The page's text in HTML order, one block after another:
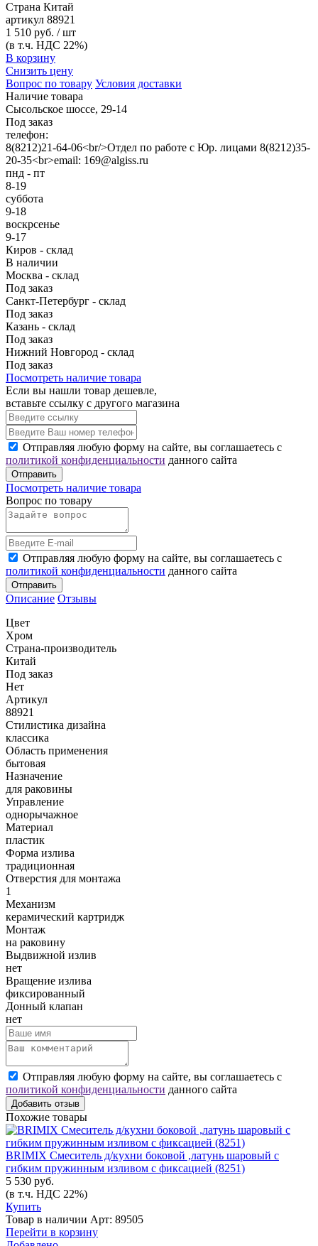
Страна Китай
артикул 88921
1 510 руб. / шт
(в т.ч. НДС 22%)
В корзину
Снизить цену
Вопрос по товару Условия доставки
Наличие товара
Сысольское шоссе, 29-14
Под заказ
телефон:
8(8212)21-64-06<br/>Отдел по работе с Юр. лицами 8(8212)35-
20-35<br>email: 169@algiss.ru
пнд - пт
8-19
суббота
9-18
воскрсенье
9-17
Киров - склад
В наличии
Москва - склад
Под заказ
Санкт-Петербург - склад
Под заказ
Казань - склад
Под заказ
Нижний Новгород - склад
Под заказ
Посмотреть наличие товара
Если вы нашли товар дешевле,
вставьте ссылку с другого магазина
Отправляя любую форму на сайте, вы соглашаетесь с
политикой конфиденциальности данного сайта
Отправить
Посмотреть наличие товара
Вопрос по товару
Отправляя любую форму на сайте, вы соглашаетесь с
политикой конфиденциальности данного сайта
Отправить
Описание Отзывы
Цвет
Хром
Страна-производитель
Китай
Под заказ
Нет
Артикул
88921
Стилистика дизайна
классика
Область применения
бытовая
Назначение
для раковины
Управление
однорычажное
Материал
пластик
Форма излива
традиционная
Отверстия для монтажа
1
Механизм
керамический картридж
Монтаж
на раковину
Выдвижной излив
нет
Вращение излива
фиксированный
Донный клапан
нет
Отправляя любую форму на сайте, вы соглашаетесь с
политикой конфиденциальности данного сайта
Добавить отзыв
Похожие товары
BRIMIX Смеситель д/кухни боковой ,латунь шаровый с
гибким пружинным изливом с фиксацией (8251)
5 530 руб.
(в т.ч. НДС 22%)
Купить
Товар в наличии Арт: 89505
Перейти в корзину